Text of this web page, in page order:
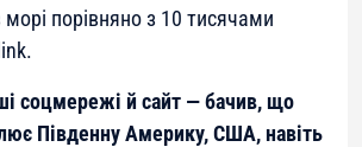
порівняно з 10 тисячами
соцмережі й сайт — бачив, що
Південну Америку, США, навіть